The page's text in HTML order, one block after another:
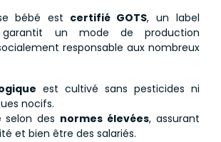
bébé est certifié GOTS, un label
un mode de production
responsable aux nombreux
est cultivé sans pesticides ni
nocifs.
selon des normes élevées, assurant
et bien être des salariés.